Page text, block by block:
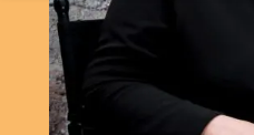
Wenn Sie unter 16 Jahre alt
freiwilligen Diensten geben
Erziehungsberechtigten um
Wir verwenden Cookies und
Website. Einige von ihnen